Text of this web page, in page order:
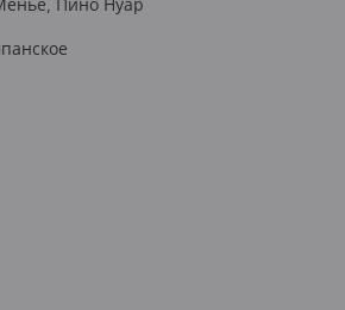
Пино Нуар